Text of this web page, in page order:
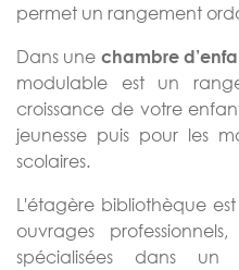
permet un rangement
Dans une chambre
modulable est un
croissance de votre
jeunesse puis pour les
scolaires.
L'étagère bibliothèque
ouvrages
spécialisées dans un